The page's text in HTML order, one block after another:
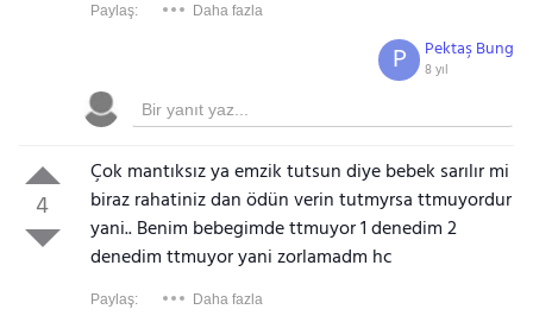
Paylaş: Daha fazla
Pektaş Bung
8 yıl
P
4
Çok mantıksız ya emzik tutsun diye bebek sarılır mi
biraz rahatiniz dan ödün verin tutmyrsa ttmuyordur
yani.. Benim bebegimde ttmuyor 1 denedim 2
denedim ttmuyor yani zorlamadm hc
Paylaş: Daha fazla